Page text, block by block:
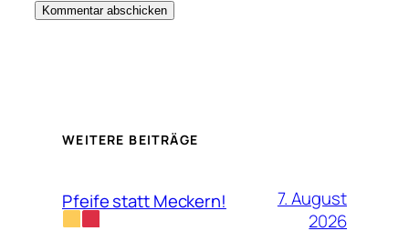
WEITERE BEITRÄGE
Pfeife statt Meckern!
7. August
2026